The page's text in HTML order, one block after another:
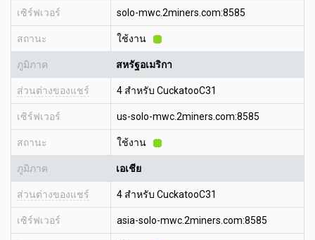
เซิร์ฟเวอร์ solo-mwc.2miners.com:8585
สถานะ ใช้งาน
ภูมิภาค สหรัฐอเมริกา
ส่วนต่างของแชร์ 4 สำหรับ CuckatooC31
เซิร์ฟเวอร์ us-solo-mwc.2miners.com:8585
สถานะ ใช้งาน
ภูมิภาค เอเชีย
ส่วนต่างของแชร์ 4 สำหรับ CuckatooC31
เซิร์ฟเวอร์ asia-solo-mwc.2miners.com:8585